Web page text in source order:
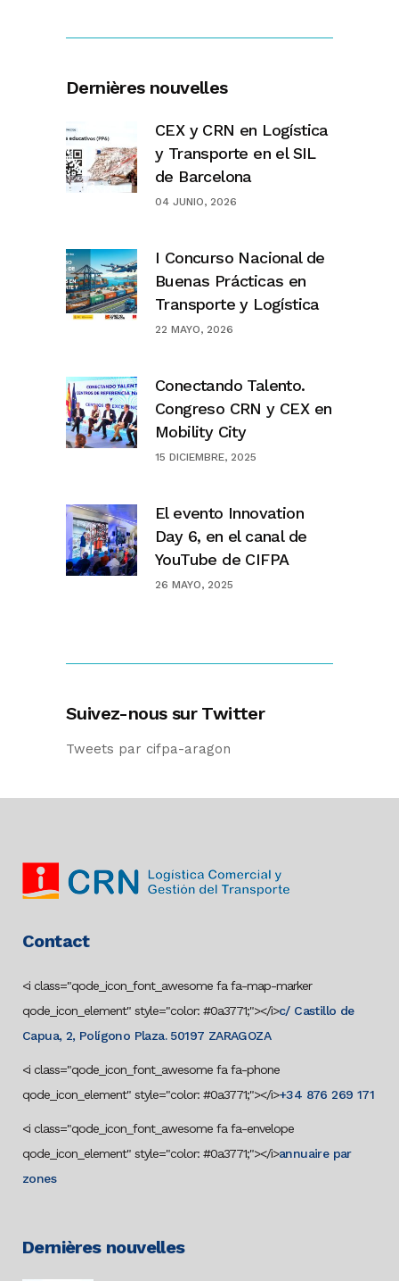
Dernières nouvelles
CEX y CRN en Logística
y Transporte en el SIL
de Barcelona
04 JUNIO, 2026
I Concurso Nacional de
Buenas Prácticas en
Transporte y Logística
22 MAYO, 2026
Conectando Talento.
Congreso CRN y CEX en
Mobility City
15 DICIEMBRE, 2025
El evento Innovation
Day 6, en el canal de
YouTube de CIFPA
26 MAYO, 2025
Suivez-nous sur Twitter
Tweets par cifpa-aragon
Contact
<i class="qode_icon_font_awesome fa fa-map-marker
qode_icon_element" style="color: #0a3771;"></i>c/ Castillo de
Capua, 2, Polígono Plaza. 50197 ZARAGOZA
<i class="qode_icon_font_awesome fa fa-phone
qode_icon_element" style="color: #0a3771;"></i>+34 876 269 171
<i class="qode_icon_font_awesome fa fa-envelope
qode_icon_element" style="color: #0a3771;"></i>annuaire par
zones
Dernières nouvelles